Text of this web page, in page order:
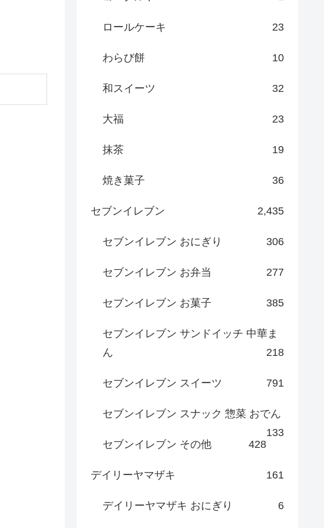
ロールケーキ 23
わらび餅 10
和スイーツ 32
大福 23
抹茶 19
焼き菓子 36
セブンイレブン 2,435
セブンイレブン おにぎり 306
セブンイレブン お弁当 277
セブンイレブン お菓子 385
セブンイレブン サンドイッチ 中華ま
ん
218
セブンイレブン スイーツ 791
セブンイレブン スナック 惣菜 おでん
133
セブンイレブン その他
428
デイリーヤマザキ 161
デイリーヤマザキ おにぎり 6